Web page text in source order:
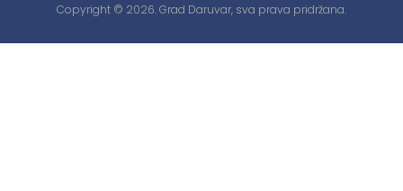
Copyright © 2026. Grad Daruvar, sva prava pridržana.